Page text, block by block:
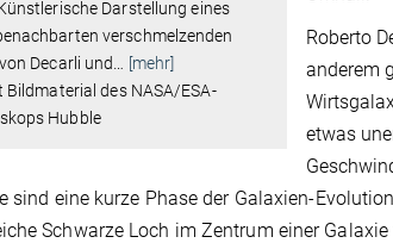
Darstellung eines
verschmelzenden
Decarli und
[mehr]
Bildmaterial des NASA/ESA-
Hubble
Roberto
anderem
etwas
sind eine kurze Phase der Galaxien-
Schwarze Loch im Zentrum einer